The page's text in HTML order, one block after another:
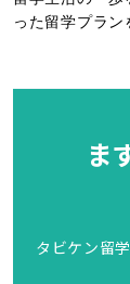
った留学プラン
ま
タビケン留